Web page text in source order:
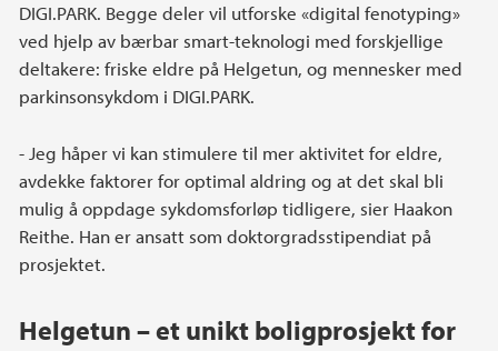
DIGI.PARK. Begge deler vil utforske «digital fenotyping»
ved hjelp av bærbar smart-teknologi med forskjellige
deltakere: friske eldre på Helgetun, og mennesker med
parkinsonsykdom i DIGI.PARK.
- Jeg håper vi kan stimulere til mer aktivitet for eldre,
avdekke faktorer for optimal aldring og at det skal bli
mulig å oppdage sykdomsforløp tidligere, sier Haakon
Reithe. Han er ansatt som doktorgradsstipendiat på
prosjektet.
Helgetun – et unikt boligprosjekt for